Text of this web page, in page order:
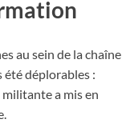
au sein de la chaîne
déplorables :
a mis en